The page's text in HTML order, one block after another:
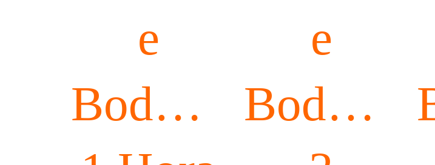
e
Bodyboard
e